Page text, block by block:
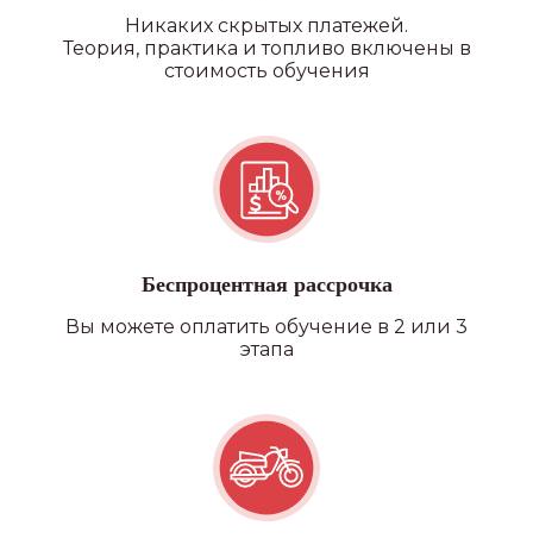
Никаких скрытых платежей.
Теория, практика и топливо включены в
стоимость обучения
Беспроцентная рассрочка
Вы можете оплатить обучение в 2 или 3
этапа